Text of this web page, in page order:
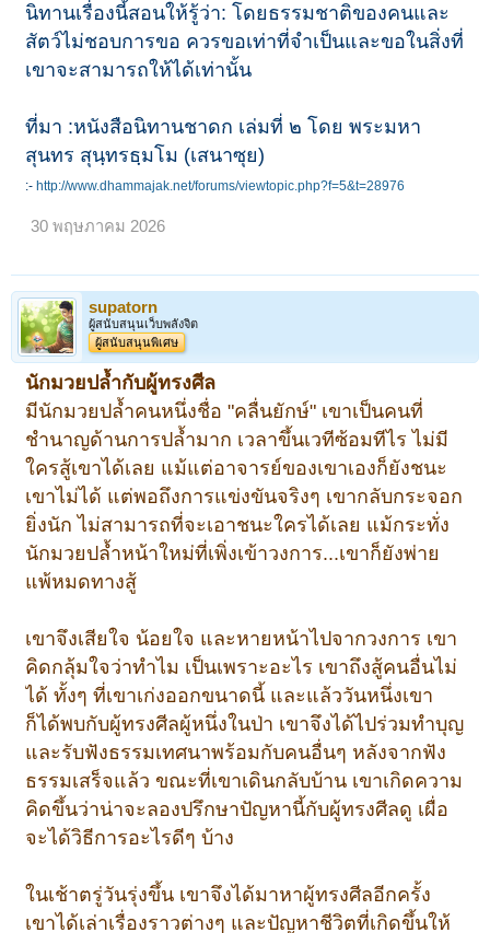
นิทานเรื่องนี้สอนให้รู้ว่า: โดยธรรมชาติของคนและ
สัตว์ไม่ชอบการขอ ควรขอเท่าที่จำเป็นและขอในสิ่งที่
เขาจะสามารถให้ได้เท่านั้น
ที่มา :หนังสือนิทานชาดก เล่มที่ ๒ โดย พระมหา
สุนทร สุนฺทรธฺมโม (เสนาซุย)
:- http://www.dhammajak.net/forums/viewtopic.php?f=5&t=28976
30 พฤษภาคม 2026
supatorn
ผู้สนับสนุนเว็บพลังจิต
ผู้สนับสนุนพิเศษ
นักมวยปล้ำกับผู้ทรงศีล
มีนักมวยปล้ำคนหนึ่งชื่อ "คลื่นยักษ์" เขาเป็นคนที่
ชำนาญด้านการปล้ำมาก เวลาขึ้นเวทีซ้อมทีไร ไม่มี
ใครสู้เขาได้เลย แม้แต่อาจารย์ของเขาเองก็ยังชนะ
เขาไม่ได้ แต่พอถึงการแข่งขันจริงๆ เขากลับกระจอก
ยิ่งนัก ไม่สามารถที่จะเอาชนะใครได้เลย แม้กระทั่ง
นักมวยปล้ำหน้าใหม่ที่เพิ่งเข้าวงการ...เขาก็ยังพ่าย
แพ้หมดทางสู้
เขาจึงเสียใจ น้อยใจ และหายหน้าไปจากวงการ เขา
คิดกลุ้มใจว่าทำไม เป็นเพราะอะไร เขาถึงสู้คนอื่นไม่
ได้ ทั้งๆ ที่เขาเก่งออกขนาดนี้ และแล้ววันหนึ่งเขา
ก็ได้พบกับผู้ทรงศีลผู้หนึ่งในป่า เขาจึงได้ไปร่วมทำบุญ
และรับฟังธรรมเทศนาพร้อมกับคนอื่นๆ หลังจากฟัง
ธรรมเสร็จแล้ว ขณะที่เขาเดินกลับบ้าน เขาเกิดความ
คิดขึ้นว่าน่าจะลองปรึกษาปัญหานี้กับผู้ทรงศีลดู เผื่อ
จะได้วิธีการอะไรดีๆ บ้าง
ในเช้าตรู่วันรุ่งขึ้น เขาจึงได้มาหาผู้ทรงศีลอีกครั้ง
เขาได้เล่าเรื่องราวต่างๆ และปัญหาชีวิตที่เกิดขึ้นให้